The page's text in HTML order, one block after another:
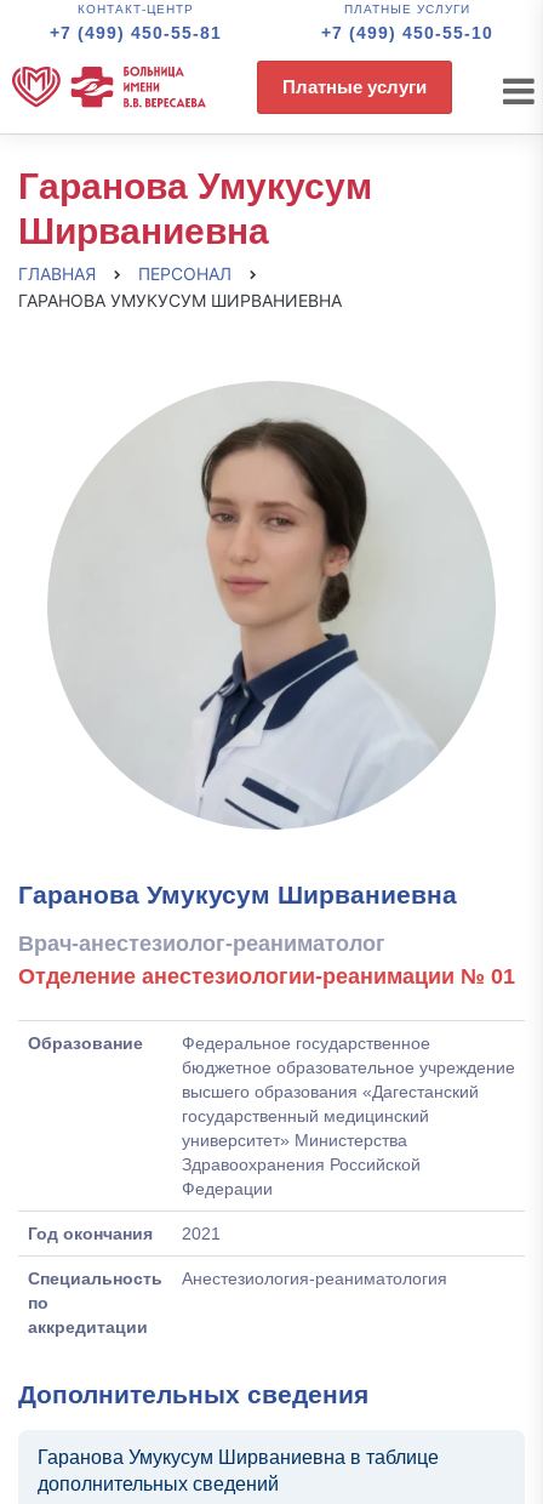
КОНТАКТ-ЦЕНТР
+7 (499) 450-55-81
ПЛАТНЫЕ УСЛУГИ
+7 (499) 450-55-10
Платные услуги
Гаранова Умукусум
Ширваниевна
ГЛАВНАЯ
ПЕРСОНАЛ
ГАРАНОВА УМУКУСУМ ШИРВАНИЕВНА
Гаранова Умукусум Ширваниевна
Врач-анестезиолог-реаниматолог
Отделение анестезиологии-реанимации № 01
Образование
Федеральное государственное
бюджетное образовательное учреждение
высшего образования «Дагестанский
государственный медицинский
университет» Министерства
Здравоохранения Российской
Федерации
Год окончания 2021
Специальность
по
аккредитации
Анестезиология-реаниматология
Дополнительных сведения
Гаранова Умукусум Ширваниевна в таблице
дополнительных сведений